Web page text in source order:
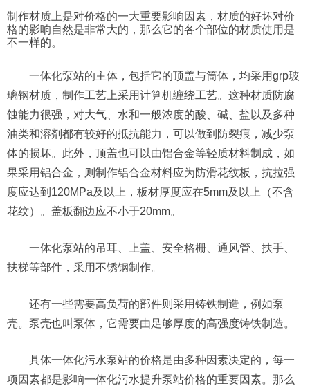
制作材质上是对价格的一大重要影响因素，材质的好坏对价
格的影响自然是非常大的，那么它的各个部位的材质使用是
不一样的。
一体化泵站的主体，包括它的顶盖与筒体，均采用grp玻
璃钢材质，制作工艺上采用计算机缠绕工艺。这种材质防腐
蚀能力很强，对大气、水和一般浓度的酸、碱、盐以及多种
油类和溶剂都有较好的抵抗能力，可以做到防裂痕，减少泵
体的损坏。此外，顶盖也可以由铝合金等轻质材料制成，如
果采用铝合金，则制作铝合金材料应为防滑花纹板，抗拉强
度应达到120MPa及以上，板材厚度应在5mm及以上（不含
花纹）。盖板翻边应不小于20mm。
一体化泵站的吊耳、上盖、安全格栅、通风管、扶手、
扶梯等部件，采用不锈钢制作。
还有一些需要高负荷的部件则采用铸铁制造，例如泵
壳。泵壳也叫泵体，它需要由足够厚度的高强度铸铁制造。
具体一体化污水泵站的价格是由多种因素决定的，每一
项因素都是影响一体化污水提升泵站价格的重要因素。那么